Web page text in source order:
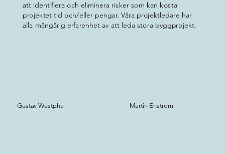
Gustav Westphal Martin Enström
att identifiera och eliminera risker som kan kosta
projektet tid och/eller pengar. Våra projektledare har
alla mångårig erfarenhet av att leda stora byggprojekt.